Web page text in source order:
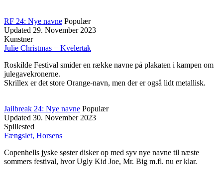
RF 24: Nye navne Populær
Updated 29. November 2023
Kunstner
Julie Christmas + Kvelertak
Roskilde Festival smider en række navne på plakaten i kampen om
julegavekronerne.
Skrillex er det store Orange-navn, men der er også lidt metallisk.
Jailbreak 24: Nye navne Populær
Updated 30. November 2023
Spillested
Fængslet, Horsens
Copenhells jyske søster disker op med syv nye navne til næste
sommers festival, hvor Ugly Kid Joe, Mr. Big m.fl. nu er klar.